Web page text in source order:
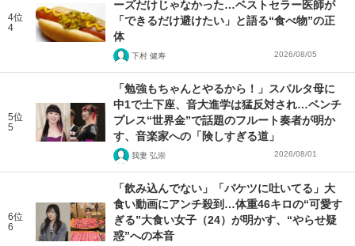
4位
4
ーズだけじゃなかった…ベストセラー医師が
「できるだけ避けたい」と語る“食べ物”の正
体
下村 健寿 2026/08/05
5位
5
「勉強もちゃんとやるから！」スパルタ母に
中1で土下座、音大進学は猛反対され…ベンチ
プレス“世界金”で話題のフルート奏者が明か
す、音楽家への「険しすぎる道」
我妻 弘崇 2026/08/01
6位
6
「飲み込んでない」「バケツに吐いてる」大
食い動画にアンチ殺到…体重46キロの“可愛す
ぎる”大食い女子（24）が明かす、“やらせ疑
惑”への本音